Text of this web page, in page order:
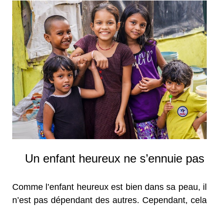
Un enfant heureux ne s’ennuie pas
Comme l’enfant heureux est bien dans sa peau, il
n’est pas dépendant des autres. Cependant, cela